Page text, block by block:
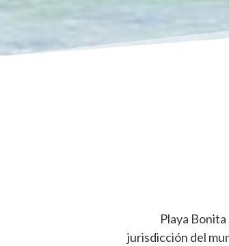
Playa
jurisdicción del